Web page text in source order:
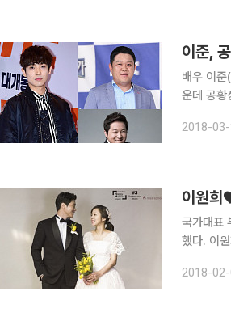
배우 이
운데 공황장애를
방의 의
2018-
국가대표 부부 탄생이다. 전 유도 국가
했다. 이원희와 윤지혜는 오는 28일 서울 힐탑호텔 더피아체에서 화촉을 밝힌다. 두 사람은 같은 국
2018-